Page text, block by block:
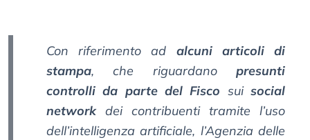
Con riferimento ad alcuni articoli di
stampa, che riguardano presunti
controlli da parte del Fisco suisocial
networkdei contribuenti tramite l’uso
dell’intelligenza artificiale, l’Agenzia delle